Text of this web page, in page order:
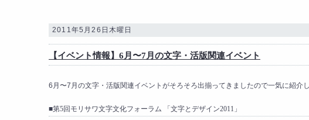
2011年5月26日木曜日
【イベント情報】6月〜7月の文字・活版関連イベント
6月〜7月の文字・活版関連イベントがそろそろ出揃ってきましたので一気に紹介
■第5回モリサワ文字文化フォーラム 「文字とデザイン2011」